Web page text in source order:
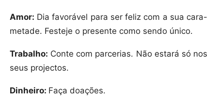
Amor: Dia favorável para ser feliz com a sua cara-
metade. Festeje o presente como sendo único.
Trabalho: Conte com parcerias. Não estará só nos
seus projectos.
Dinheiro: Faça doações.